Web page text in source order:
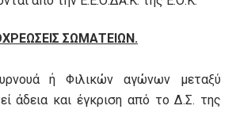
ΣΩΜΑΤΕΙΩΝ.
ή Φιλικών αγώνων μεταξύ
άδεια και έγκριση από το Δ.Σ. της